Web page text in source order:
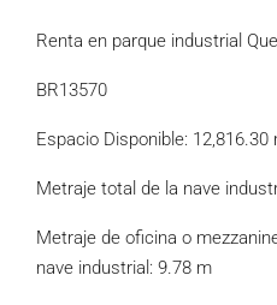
Renta en parque industrial
BR13570
Espacio Disponible: 12,816.30
Metraje total de la nave
Metraje de oficina o
nave industrial: 9.78 m